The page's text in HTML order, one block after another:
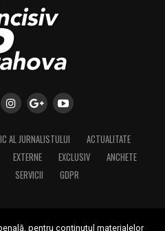
AL JURNALISTULUI
ACTUALITATE
EXTERNE EXCLUSIV
ANCHETE
SERVICII GDPR
pentru conținutul materialelor